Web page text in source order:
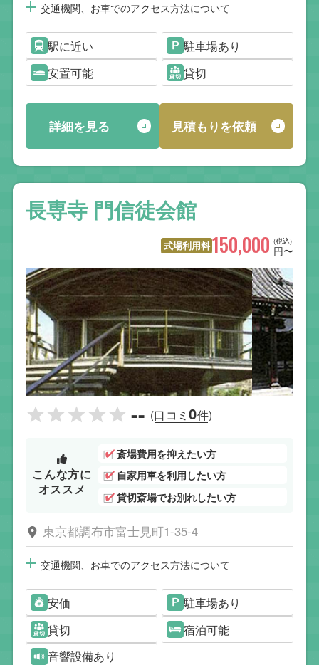
交通機関、お車でのアクセス方法について
駅に近い
駐車場あり
安置可能
貸切
詳細を見る 見積もりを依頼
長専寺 門信徒会館
式場利用料 (税込)
150,000 円〜
-- (口コミ0件)
こんな方に
オススメ
斎場費用を抑えたい方
自家用車を利用したい方
貸切斎場でお別れしたい方
東京都調布市富士見町1-35-4
交通機関、お車でのアクセス方法について
安価
駐車場あり
貸切
宿泊可能
音響設備あり